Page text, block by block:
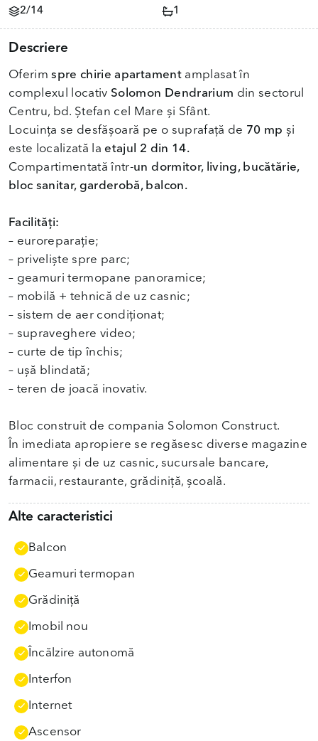
2/14 1
Descriere
Oferimspre chirie apartamentamplasat în
complexul locativSolomon Dendrarium din sectorul
Centru, bd. Ștefan cel Mare și Sfânt.
Locuința se desfășoară pe o suprafață de 70 mp și
este localizată la etajul 2 din 14.
Compartimentată într-un dormitor, living, bucătărie,
bloc sanitar, garderobă, balcon.
Facilități:
– euroreparație;
– priveliște spre parc;
– geamuri termopane panoramice;
– mobilă + tehnică de uz casnic;
– sistem de aer condiționat;
– supraveghere video;
– curte de tip închis;
– ușă blindată;
– teren de joacă inovativ.
Bloc construit de compania Solomon Construct.
În imediata apropiere se regăsesc diverse magazine
alimentare și de uz casnic, sucursale bancare,
farmacii, restaurante, grădiniță, școală.
Alte caracteristici
Balcon
Geamuri termopan
Grădiniţă
Imobil nou
Încălzire autonomă
Interfon
Internet
Ascensor